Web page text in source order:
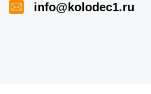
info@kolodec1.ru